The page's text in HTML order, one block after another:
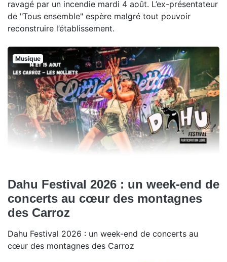
ravagé par un incendie mardi 4 août. L’ex-présentateur
de "Tous ensemble" espère malgré tout pouvoir
reconstruire l’établissement.
Musique
Dahu Festival 2026 : un week-end de
concerts au cœur des montagnes
des Carroz
Dahu Festival 2026 : un week-end de concerts au
cœur des montagnes des Carroz